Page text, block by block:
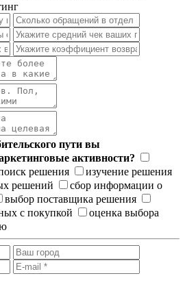
пути вы
активности?
решения
изучение решения
решений
сбор информации о
выбор поставщика решения
с покупкой
оценка выбора